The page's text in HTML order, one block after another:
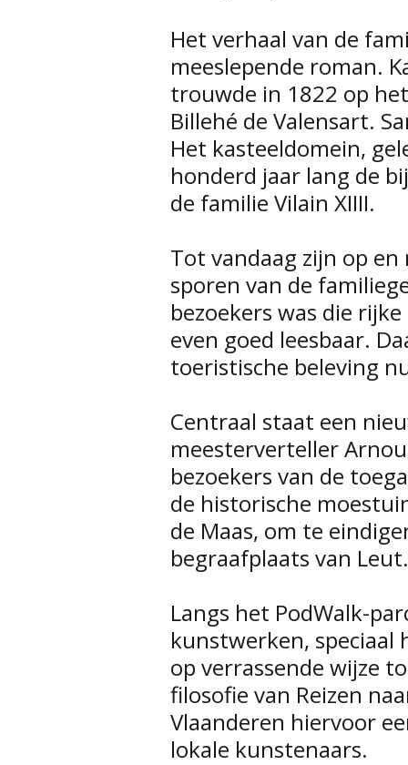
Het verhaal van de
meeslepende roman.
trouwde in 1822 op
Billehé de Valensart.
Het kasteeldomein,
honderd jaar lang de
de familie Vilain XIIII.
Tot vandaag zijn op
sporen van de
bezoekers was die
even goed leesbaar.
toeristische beleving
Centraal staat een
meesterverteller
bezoekers van de
de historische
de Maas, om te
begraafplaats van
Langs het PodWalk-
kunstwerken, speciaal
op verrassende wijze
filosofie van Reizen
Vlaanderen hiervoor
lokale kunstenaars.